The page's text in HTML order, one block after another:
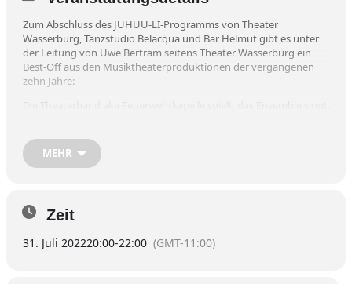
Zum Abschluss des JUHUU-LI-Programms von Theater
Wasserburg, Tanzstudio Belacqua und Bar Helmut gibt es unter
der Leitung von Uwe Bertram seitens Theater Wasserburg ein
Best-Off aus den Musiktheaterproduktionen der vergangenen
zehn Jahre:
Susan Hecker, Hilmar Henjes, Pit Holzapfel, Georg Karger, Anno
Kesting, Nik Mayr, Wolfgang Roth, Leonhard Schilde, Annett
Segerer, Regina Alma Semmler.
indoor.
(Daher in diesem Fall ein Sitzplatz-Kontingent-Verkauf ohne
Bestuhlungsplan).
MEHR
Zeit
31. Juli 202220:00-22:00 (GMT-11:00)